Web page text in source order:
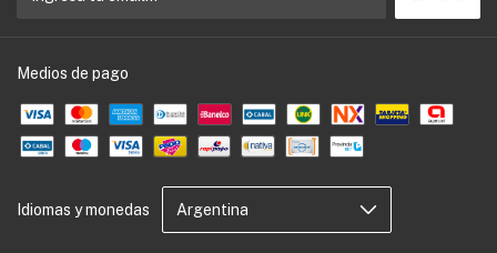
Medios de pago
Idiomas y monedas